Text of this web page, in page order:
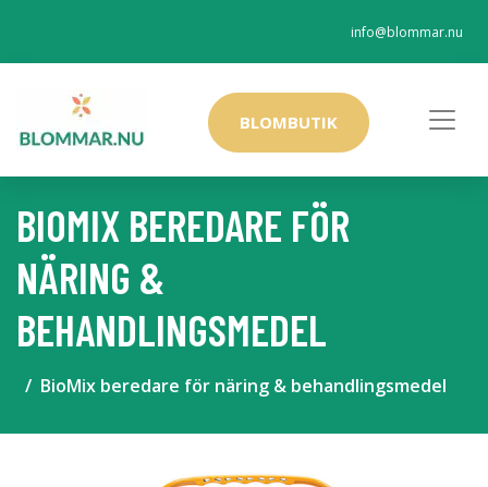
info@blommar.nu
BLOMBUTIK
BIOMIX BEREDARE FÖR
NÄRING &
BEHANDLINGSMEDEL
BioMix beredare för näring & behandlingsmedel